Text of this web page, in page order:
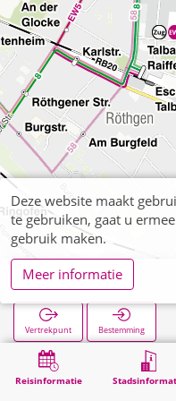
Reisinformatie
Marienstraße
Vertrekpunt Bestemming
Zoekopracht Marienstraße
Deze website maakt
te gebruiken, gaat u
gebruik maken.
Meer informatie